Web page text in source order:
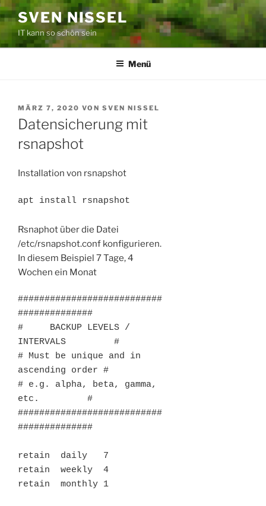
Zum
Inhalt
springen
SVEN NISSEL
IT kann so schön sein
Menü
VERÖFFENTLICHT
AM
MÄRZ 7, 2020 VON SVEN NISSEL
Datensicherung mit
rsnapshot
Installation von rsnapshot
apt install rsnapshot
Rsnaphot über die Datei
/etc/rsnapshot.conf konfigurieren.
In diesem Beispiel 7 Tage, 4
Wochen ein Monat
###########################
##############
#     BACKUP LEVELS /
INTERVALS         #
# Must be unique and in
ascending order #
# e.g. alpha, beta, gamma,
etc.         #
###########################
##############
retain  daily   7
retain  weekly  4
retain  monthly 1